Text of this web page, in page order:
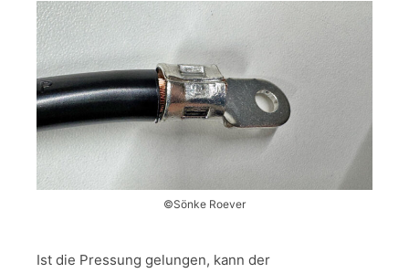
©Sönke Roever
Ist die Pressung gelungen, kann der